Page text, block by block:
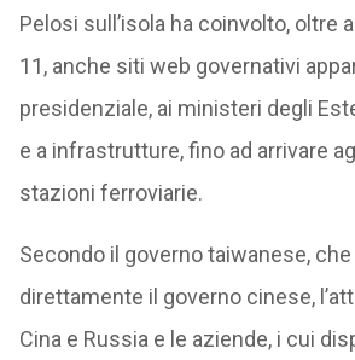
Pelosi sull’isola ha coinvolto, oltre
11, anche siti web governativi
presidenziale, ai ministeri degli
e a infrastrutture, fino ad arrivare
stazioni ferroviarie.
Secondo il governo taiwanese,
direttamente il governo cinese,
Cina e Russia e le aziende, i cui